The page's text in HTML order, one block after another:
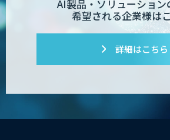
AI製品・ソリューション
希望される企業様は
詳細はこちら